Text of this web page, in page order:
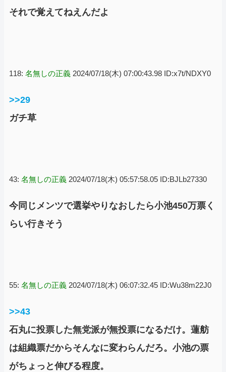
それで覚えてねえんだよ
118: 名無しの正義 2024/07/18(木) 07:00:43.98 ID:x7t/NDXY0
>>29
ガチ草
43: 名無しの正義 2024/07/18(木) 05:57:58.05 ID:BJLb27330
今同じメンツで選挙やりなおしたら小池450万票く
らい行きそう
55: 名無しの正義 2024/07/18(木) 06:07:32.45 ID:Wu38m22J0
>>43
石丸に投票した無党派が無投票になるだけ。蓮舫
は組織票だからそんなに変わらんだろ。小池の票
がちょっと伸びる程度。